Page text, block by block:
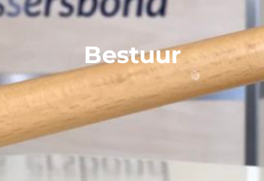
Bestuur